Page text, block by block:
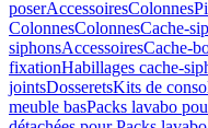
poserAccessoiresColonnes
ColonnesColonnesCache-
siphonsAccessoiresCache-
fixationHabillages cache-
jointsDosseretsKits de
meuble basPacks lavabo